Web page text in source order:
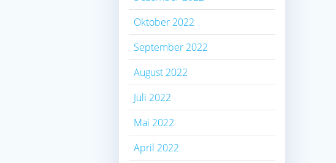
Oktober 2022
September 2022
August 2022
Juli 2022
Mai 2022
April 2022